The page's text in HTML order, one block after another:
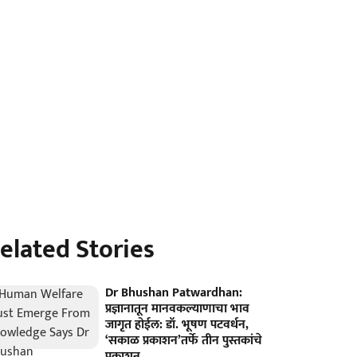
Stories
Dr Bhushan Patwardhan:
प्रज्ञानातून मानवकल्याणाचा भाव
जागृत होईल: डॉ. भूषण पटवर्धन,
‘सकाळ प्रकाशन’तर्फे तीन पुस्तकांचे